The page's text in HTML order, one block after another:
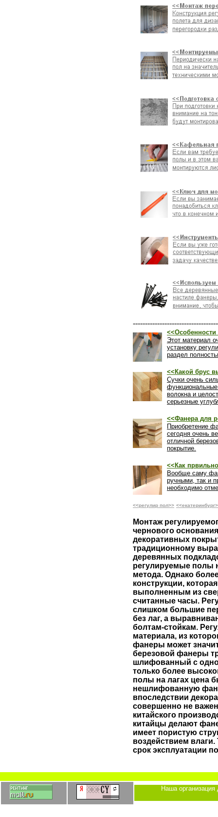
Этот материал
установку
раздел
<<Какой брус
Сучки очень
волокна и
серьезные
<<Фанера для
Приобретение
сегодня очень
отличной
покрытие.
<<Как
Вообще саму
ручными, так и
необходимо
<<регулир пол>>
Монтаж
чернового
декоративных
традиционному
деревянных
регулируемые полы
метода. Однако
конструкции,
выполненным из
считанные часы.
слишком большие
без лаг, а
болтам-стойкам.
материала, из
фанеры может
березовой фанеры
шлифованный с
только более
полы на лагах цена
нешлифованную
впоследствии
совершенно не
китайского
китайцы делают
имеет пористую
воздействием
срок эксплуатации
Наша